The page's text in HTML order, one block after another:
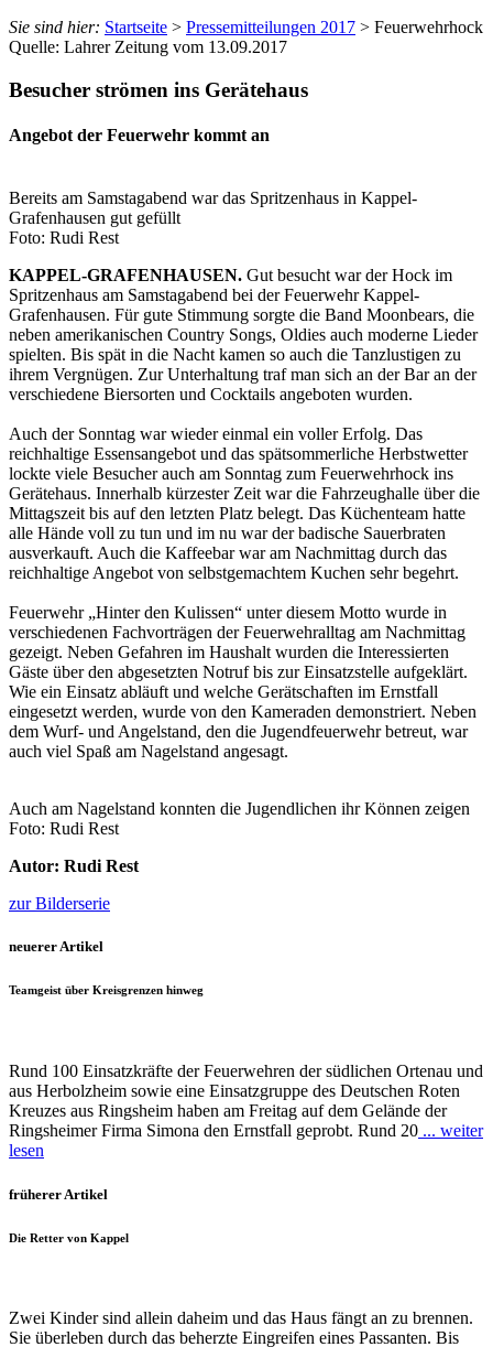
Sie sind hier: Startseite > Pressemitteilungen 2017 > Feuerwehrhock
Quelle: Lahrer Zeitung vom 13.09.2017
Besucher strömen ins Gerätehaus
Angebot der Feuerwehr kommt an
Bereits am Samstagabend war das Spritzenhaus in Kappel-
Grafenhausen gut gefüllt
Foto: Rudi Rest
KAPPEL-GRAFENHAUSEN. Gut besucht war der Hock im
Spritzenhaus am Samstagabend bei der Feuerwehr Kappel-
Grafenhausen. Für gute Stimmung sorgte die Band Moonbears, die
neben amerikanischen Country Songs, Oldies auch moderne Lieder
spielten. Bis spät in die Nacht kamen so auch die Tanzlustigen zu
ihrem Vergnügen. Zur Unterhaltung traf man sich an der Bar an der
verschiedene Biersorten und Cocktails angeboten wurden.
Auch der Sonntag war wieder einmal ein voller Erfolg. Das
reichhaltige Essensangebot und das spätsommerliche Herbstwetter
lockte viele Besucher auch am Sonntag zum Feuerwehrhock ins
Gerätehaus. Innerhalb kürzester Zeit war die Fahrzeughalle über die
Mittagszeit bis auf den letzten Platz belegt. Das Küchenteam hatte
alle Hände voll zu tun und im nu war der badische Sauerbraten
ausverkauft. Auch die Kaffeebar war am Nachmittag durch das
reichhaltige Angebot von selbstgemachtem Kuchen sehr begehrt.
Feuerwehr „Hinter den Kulissen“ unter diesem Motto wurde in
verschiedenen Fachvorträgen der Feuerwehralltag am Nachmittag
gezeigt. Neben Gefahren im Haushalt wurden die Interessierten
Gäste über den abgesetzten Notruf bis zur Einsatzstelle aufgeklärt.
Wie ein Einsatz abläuft und welche Gerätschaften im Ernstfall
eingesetzt werden, wurde von den Kameraden demonstriert. Neben
dem Wurf- und Angelstand, den die Jugendfeuerwehr betreut, war
auch viel Spaß am Nagelstand angesagt.
Auch am Nagelstand konnten die Jugendlichen ihr Können zeigen
Foto: Rudi Rest
Autor: Rudi Rest
zur Bilderserie
neuerer Artikel
Teamgeist über Kreisgrenzen hinweg
Rund 100 Einsatzkräfte der Feuerwehren der südlichen Ortenau und
aus Herbolzheim sowie eine Einsatzgruppe des Deutschen Roten
Kreuzes aus Ringsheim haben am Freitag auf dem Gelände der
Ringsheimer Firma Simona den Ernstfall geprobt. Rund 20 ... weiter
lesen
früherer Artikel
Die Retter von Kappel
Zwei Kinder sind allein daheim und das Haus fängt an zu brennen.
Sie überleben durch das beherzte Eingreifen eines Passanten. Bis